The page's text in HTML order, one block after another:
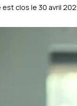
clos le 30 avril